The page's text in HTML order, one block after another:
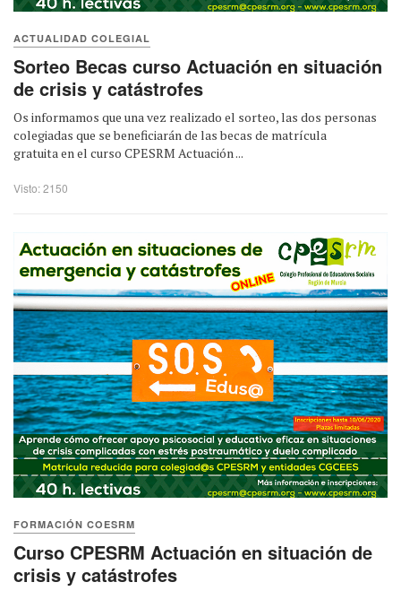
ACTUALIDAD COLEGIAL
Sorteo Becas curso Actuación en situación
de crisis y catástrofes
Os informamos que una vez realizado el sorteo, las dos personas
colegiadas que se beneficiarán de las becas de matrícula
gratuita en el curso CPESRM Actuación ...
Visto: 2150
FORMACIÓN COESRM
Curso CPESRM Actuación en situación de
crisis y catástrofes